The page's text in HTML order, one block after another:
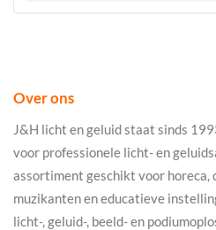
Over ons
J&H licht en geluid staat sinds
voor professionele licht- en
assortiment geschikt voor horeca,
muzikanten en educatieve
licht-, geluid-, beeld- en